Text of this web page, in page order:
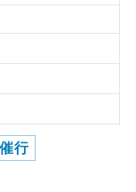
行
定したコースで
2席利⽤できま